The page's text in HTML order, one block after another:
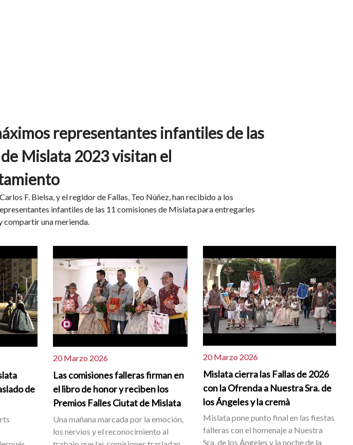
representantes infantiles de las
Mislata 2023 visitan el
F. Bielsa, y el regidor de Fallas, Teo Núñez, han recibido a los
infantiles de las 11 comisiones de Mislata para entregarles
compartir una merienda.
de
20 Marzo 2026
Las comisiones falleras firman en
el libro de honor y reciben los
Premios Falles Ciutat de Mislata
Una mañana marcada por la emoción,
los nervios y el reconocimiento al
20 Marzo 2026
Mislata cierra las Fallas de 2026
con la Ofrenda a Nuestra Sra. de
los Ángeles y la cremà
Mislata pone punto final en las fiestas
falleras con el homenaje a Nuestra
Sra. de los Ángeles y la noche de la